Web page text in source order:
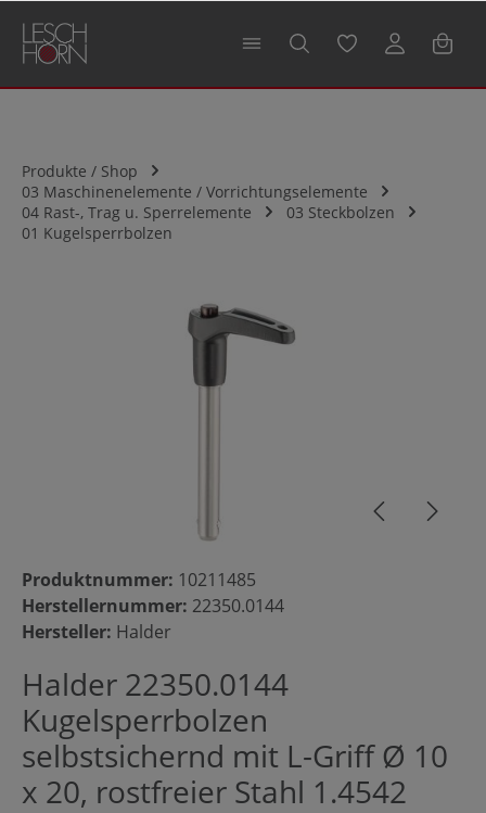
springen
Produkte / Shop
03 Maschinenelemente / Vorrichtungselemente
04 Rast-, Trag u. Sperrelemente
03 Steckbolzen
01 Kugelsperrbolzen
Bildergalerie überspringen
Produktnummer: 10211485
Herstellernummer: 22350.0144
Hersteller: Halder
Halder 22350.0144
Kugelsperrbolzen
selbstsichernd mit L-Griff Ø 10
x 20, rostfreier Stahl 1.4542